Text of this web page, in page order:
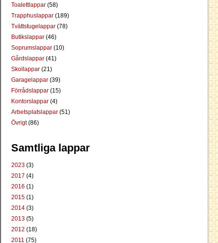
Toalettlappar (58)
Trapphuslappar (189)
Tvättstugelappar (78)
Butikslappar (46)
Soprumslappar (10)
Gårdslappar (41)
Skollappar (21)
Garagelappar (39)
Förrådslappar (15)
Kontorslappar (4)
Arbetsplatslappar (51)
Övrigt(86)
Samtliga lappar
2023 (3)
2017 (4)
2016 (1)
2015 (1)
2014 (3)
2013 (5)
2012 (18)
2011 (75)